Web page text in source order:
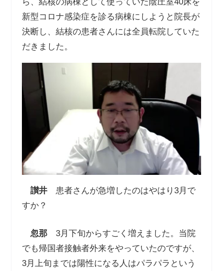
新型コロナ感染症を診る病棟にしようと院長が
決断し、結核の患者さんには全員転院していた
だきました。
讃井患者さんが急増したのはやはり3月で
すか？
忽那3月下旬からすごく増えました。当院
でも帰国者接触者外来をやっていたのですが、
3月上旬までは陽性になる人はパラパラという